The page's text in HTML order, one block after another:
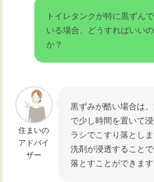
トイレタンクが特に黒ずん
いる場合、どうすればいい
か？
住まいの
アドバイ
ザー
黒ずみが酷い場合は
で少し時間を置いて
ラシでこすり落とし
洗剤が浸透すること
落とすことができます